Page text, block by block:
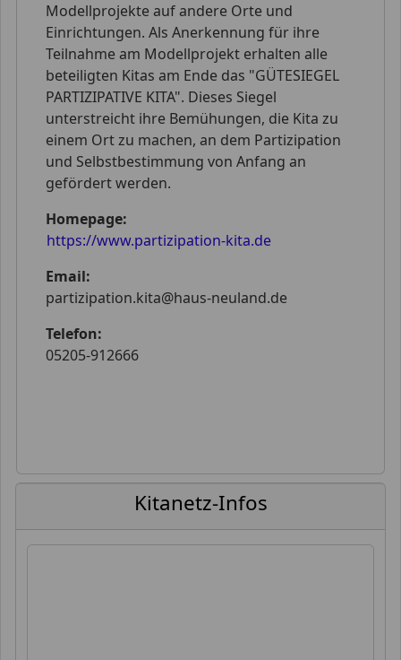
Modellprojekte auf andere Orte und
Einrichtungen. Als Anerkennung für ihre
Teilnahme am Modellprojekt erhalten alle
beteiligten Kitas am Ende das "GÜTESIEGEL
PARTIZIPATIVE KITA". Dieses Siegel
unterstreicht ihre Bemühungen, die Kita zu
einem Ort zu machen, an dem Partizipation
und Selbstbestimmung von Anfang an
gefördert werden.
Homepage:
https://www.partizipation-kita.de
Email:
partizipation.kita@haus-neuland.de
Telefon:
05205-912666
Kitanetz-Infos